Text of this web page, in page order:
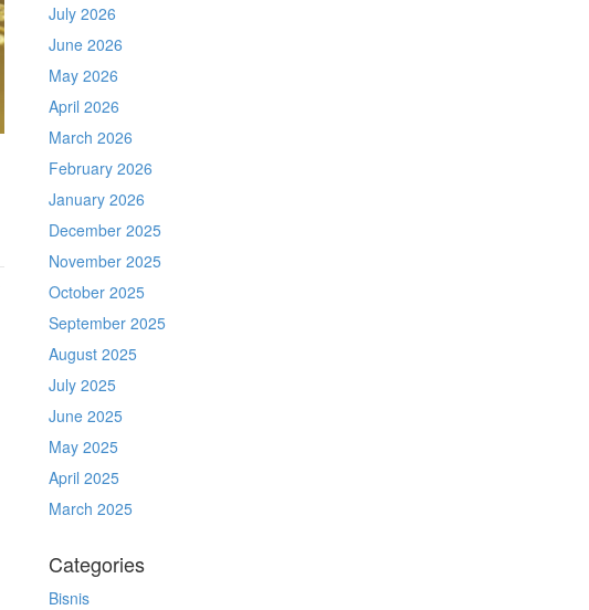
July 2026
June 2026
May 2026
April 2026
March 2026
February 2026
January 2026
December 2025
November 2025
October 2025
September 2025
August 2025
July 2025
June 2025
May 2025
April 2025
March 2025
Categories
Bisnis